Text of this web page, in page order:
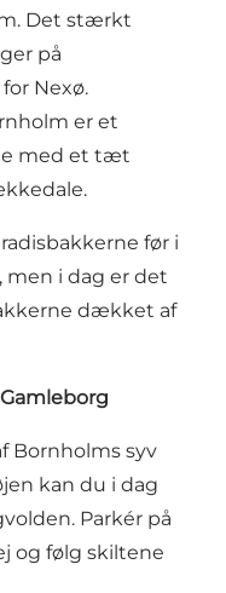
Det stærkt
på
Nexø.
er et
med et tæt
før i
i dag er det
dækket af
Bornholms syv
kan du i dag
Parkér på
og følg skiltene